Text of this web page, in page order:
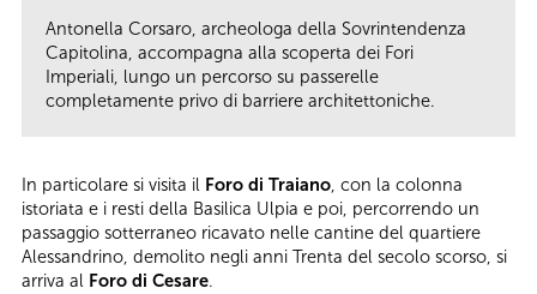
Antonella Corsaro, archeologa della Sovrintendenza
Capitolina, accompagna alla scoperta dei Fori
Imperiali, lungo un percorso su passerelle
completamente privo di barriere architettoniche.
In particolare si visita il Foro di Traiano, con la colonna
istoriata e i resti della Basilica Ulpia e poi, percorrendo un
passaggio sotterraneo ricavato nelle cantine del quartiere
Alessandrino, demolito negli anni Trenta del secolo scorso, si
arriva al Foro di Cesare.